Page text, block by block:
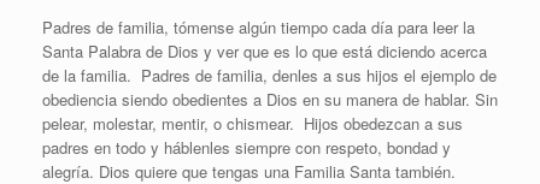
Padres de familia, tómense algún tiempo cada día para leer la
Santa Palabra de Dios y ver que es lo que está diciendo acerca
de la familia. Padres de familia, denles a sus hijos el ejemplo de
obediencia siendo obedientes a Dios en su manera de hablar. Sin
pelear, molestar, mentir, o chismear. Hijos obedezcan a sus
padres en todo y háblenles siempre con respeto, bondad y
alegría. Dios quiere que tengas una Familia Santa también.